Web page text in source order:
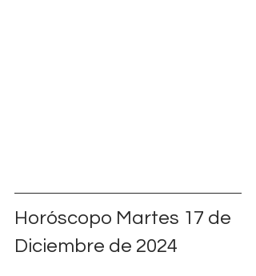
Horóscopo Martes 17 de
Diciembre de 2024